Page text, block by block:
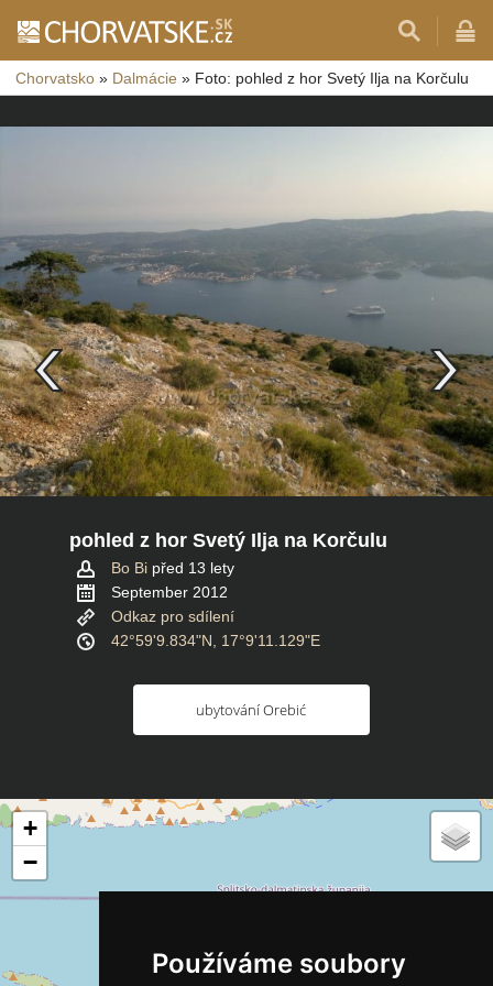
Používáme soubory
Chorvatsko » Dalmácie » Foto: pohled z hor Svetý Ilja na Korčulu
pohled z hor Svetý Ilja na Korčulu
Bo Bi před 13 lety
September 2012
Odkaz pro sdílení
42°59'9.834"N, 17°9'11.129"E
ubytování Orebić
+
−